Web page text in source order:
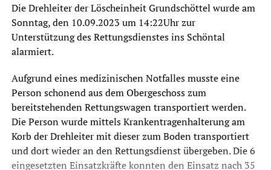
Die Drehleiter der Löscheinheit Grundschöttel wurde am
Sonntag, den 10.09.2023 um 14:22Uhr zur
Unterstützung des Rettungsdienstes ins Schöntal
alarmiert.
Aufgrund eines medizinischen Notfalles musste eine
Person schonend aus dem Obergeschoss zum
bereitstehenden Rettungswagen transportiert werden.
Die Person wurde mittels Krankentragenhalterung am
Korb der Drehleiter mit dieser zum Boden transportiert
und dort wieder an den Rettungsdienst übergeben. Die 6
eingesetzten Einsatzkräfte konnten den Einsatz nach 35